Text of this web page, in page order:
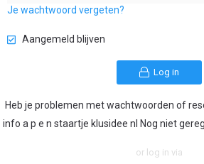
Je wachtwoord vergeten?
Aangemeld blijven
Log in
Heb je problemen met wachtwoorden of
info a p e n staartje klusidee nl Nog niet
or log in via